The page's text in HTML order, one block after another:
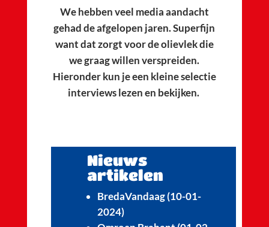
We hebben veel media aandacht
gehad de afgelopen jaren. Superfijn
want dat zorgt voor de olievlek die
we graag willen verspreiden.
Hieronder kun je een kleine selectie
interviews lezen en bekijken.
Nieuws
artikelen
BredaVandaag (10-01-
2024)